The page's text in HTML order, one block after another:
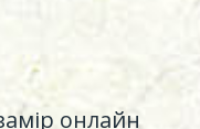
онлайн